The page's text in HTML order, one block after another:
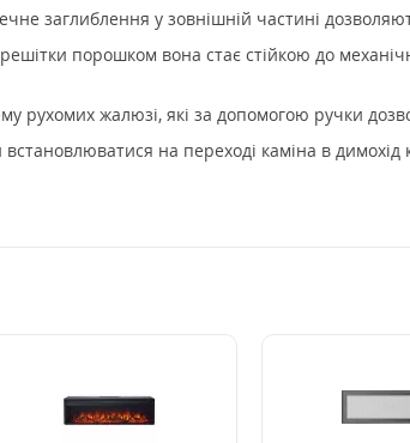
заглиблення у зовнішній частині
порошком вона стає стійкою до
рухомих жалюзі, які за допомогою ручки
на переході каміна в димохід